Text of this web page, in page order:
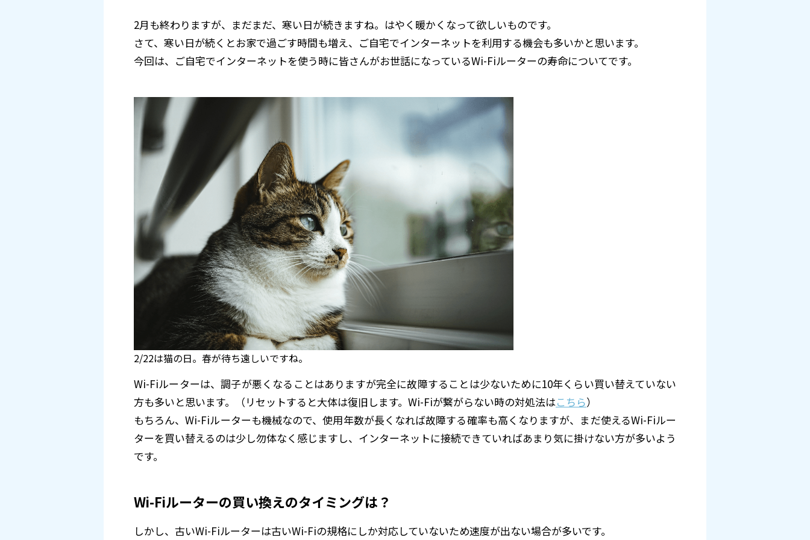
2月も終わりますが、まだまだ、寒い日が続きますね。はやく暖かくなって欲しいものです。
さて、寒い日が続くとお家で過ごす時間も増え、ご自宅でインターネットを利用する機会も多いかと思います。
今回は、ご自宅でインターネットを使う時に皆さんがお世話になっているWi-Fiルーターの寿命についてです。
2/22は猫の日。春が待ち遠しいですね。
Wi-Fiルーターは、調子が悪くなることはありますが完全に故障することは少ないために10年くらい買い替えていない
方も多いと思います。（リセットすると大体は復旧します。Wi-Fiが繋がらない時の対処法はこちら）
もちろん、Wi-Fiルーターも機械なので、使用年数が長くなれば故障する確率も高くなりますが、まだ使えるWi-Fiルー
ターを買い替えるのは少し勿体なく感じますし、インターネットに接続できていればあまり気に掛けない方が多いよう
です。
Wi-Fiルーターの買い換えのタイミングは？
しかし、古いWi-Fiルーターは古いWi-Fiの規格にしか対応していないため速度が出ない場合が多いです。